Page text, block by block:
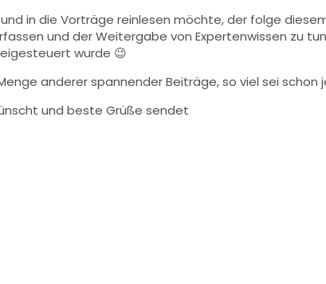
in die Vorträge reinlesen möchte, der folge
und der Weitergabe von Expertenwissen zu
wurde 😉
anderer spannender Beiträge, so viel sei schon
und beste Grüße sendet